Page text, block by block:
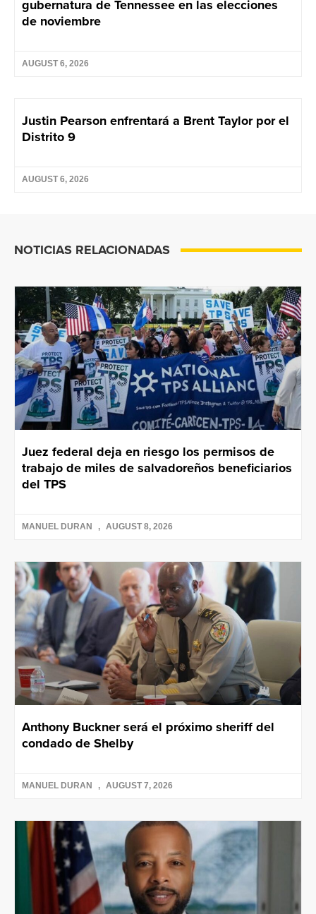
gubernatura de Tennessee en las elecciones
de noviembre
AUGUST 6, 2026
Justin Pearson enfrentará a Brent Taylor por el
Distrito 9
AUGUST 6, 2026
NOTICIAS RELACIONADAS
Juez federal deja en riesgo los permisos de
trabajo de miles de salvadoreños beneficiarios
del TPS
MANUEL DURAN AUGUST 8, 2026
Anthony Buckner será el próximo sheriff del
condado de Shelby
MANUEL DURAN AUGUST 7, 2026